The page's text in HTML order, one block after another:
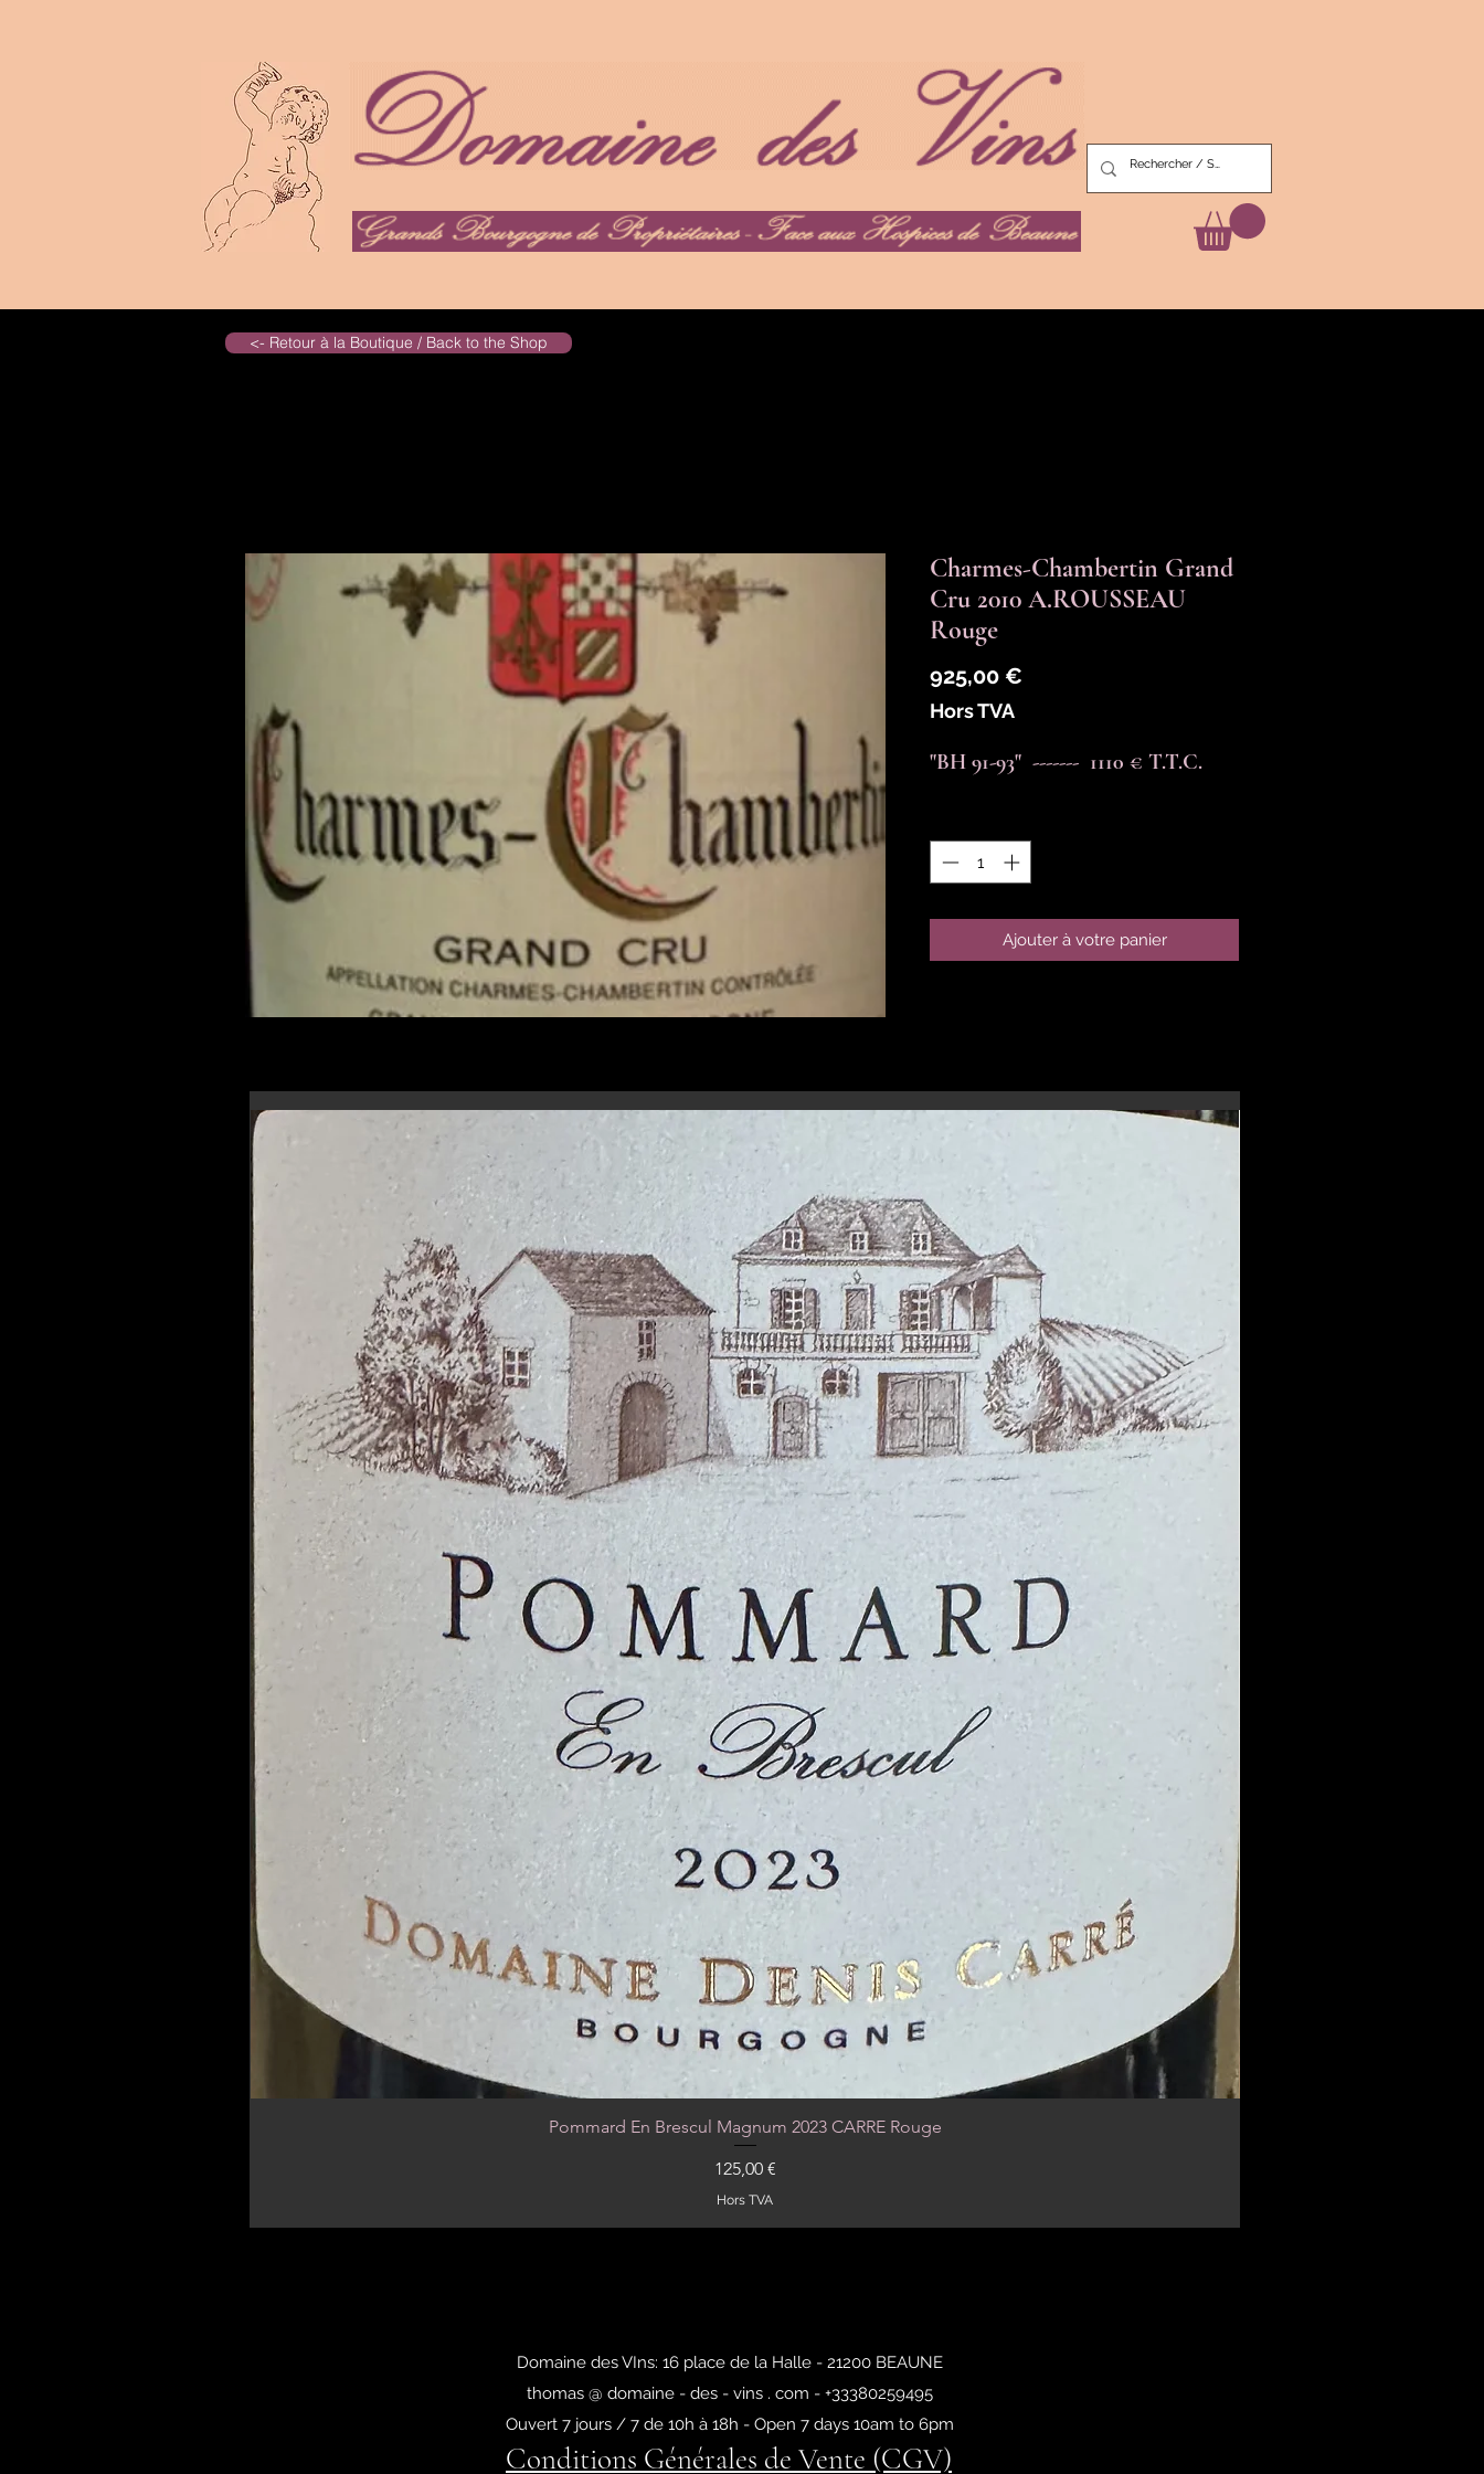
<- Retour à la Boutique / Back to the Shop
Aperçu rapide
Pommard En Brescul Magnum 2023 CARRE Rouge
Prix
125,00 €
Hors TVA
Charmes-Chambertin Grand
Cru 2010 A.ROUSSEAU
Rouge
925,00 €
Hors TVA
"BH 91-93"  -------  1110 € T.T.C.
Ajouter à votre panier
Domaine des VIns: 16 place de la Halle - 21200 BEAUNE
thomas @ domaine - des - vins . com - +33380259495
Ouvert 7 jours / 7 de 10h à 18h - Open 7 days 10am to 6pm
Conditions Générales de Vente (CGV)